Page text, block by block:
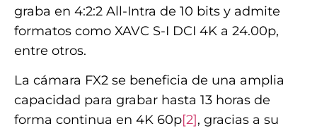
graba en 4:2:2 All-Intra de 10 bits y admite
formatos como XAVC S-I DCI 4K a 24.00p,
entre otros.
La cámara FX2 se beneficia de una amplia
capacidad para grabar hasta 13 horas de
forma continua en 4K 60p[2], gracias a su